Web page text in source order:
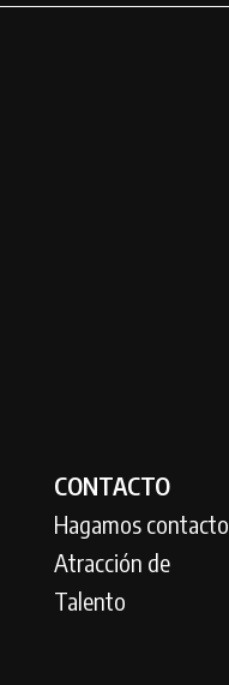
CONTACTO
Hagamos contacto
Atracción de
Talento